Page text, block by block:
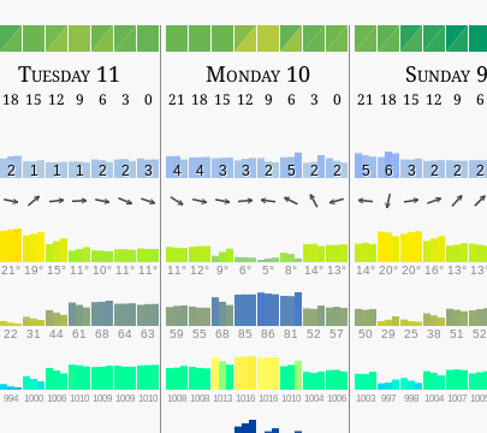
Sunday 9
Monday 10
Tuesday 11
6
9
12
15
18
21
0
3
6
9
12
15
18
21
0
3
6
9
12
15
18
2
2
2
3
6
5
2
2
5
2
3
3
4
4
3
2
2
1
1
1
2
13°
16°
20°
20°
14°
13°
14°
8°
5°
6°
9°
12°
11°
11°
11°
10°
11°
15°
19°
21°
52
51
38
25
29
50
57
52
81
86
85
68
55
59
63
64
68
61
44
31
22
1007
1004
998
997
1003
1006
1004
1010
1016
1016
1013
1008
1008
1010
1009
1009
1010
1006
1000
994